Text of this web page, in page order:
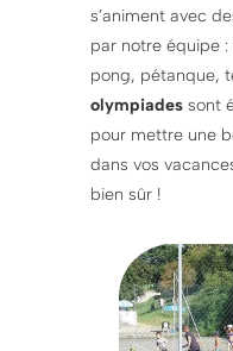
s’animent avec
par notre équipe
pong, pétanque,
olympiadessont
pour mettre une
dans vos
bien sûr !